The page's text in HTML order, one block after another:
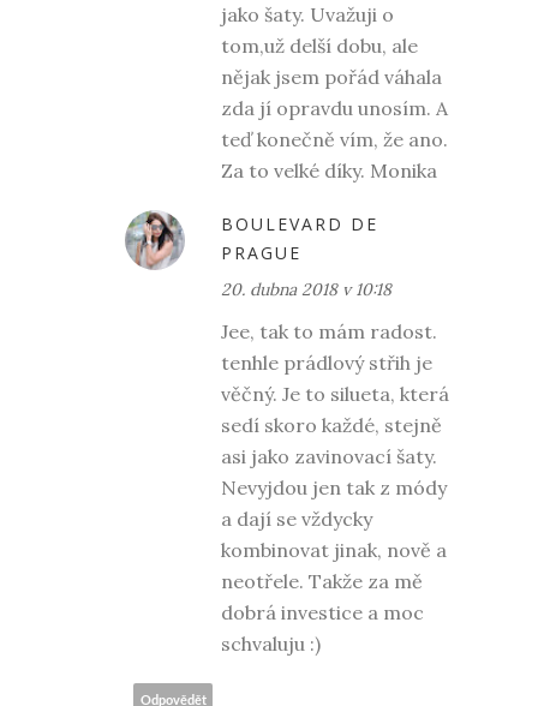
jako šaty. Uvažuji o
tom,už delší dobu, ale
nějak jsem pořád váhala
zda jí opravdu unosím. A
teď konečně vím, že ano.
Za to velké díky. Monika
BOULEVARD DE
PRAGUE
20. dubna 2018 v 10:18
Jee, tak to mám radost.
tenhle prádlový střih je
věčný. Je to silueta, která
sedí skoro každé, stejně
asi jako zavinovací šaty.
Nevyjdou jen tak z módy
a dají se vždycky
kombinovat jinak, nově a
neotřele. Takže za mě
dobrá investice a moc
schvaluju :)
Odpovědět